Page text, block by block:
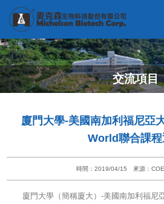
交流項目
廈門大學-美國南加利福尼亞
World聯合課程
時間：2019/04/15 來源：COE
廈門大學（簡稱廈大）-美國南加利福尼